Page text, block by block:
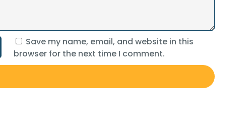
Save my name, email, and website in this
browser for the next time I comment.